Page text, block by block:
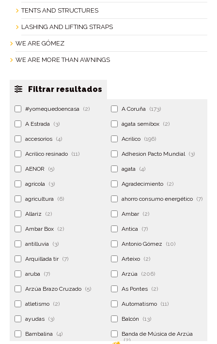
TENTS AND STRUCTURES
LASHING AND LIFTING STRAPS
WE ARE GÓMEZ
WE ARE MORE THAN AWNINGS
Filtrar resultados
#yomequedoencasa (2) A Coruña (173)
A Estrada (3) ágata semibox (2)
accesorios (4) Acrilico (196)
Acrilico resinado (11) Adhesion Pacto Mundial (3)
AENOR (5) agata (4)
agrícola (3) Agradecimiento (2)
agricultura (6) ahorro consumo energético (7)
Allariz (2) Ambar (2)
Ambar Box (2) Antica (7)
antilluvia (3) Antonio Gómez (10)
Arquillada tir (7) Arteixo (2)
aruba (7) Arzúa (206)
Arzúa Brazo Cruzado (5) As Pontes (2)
atletismo (2) Automatismo (11)
ayudas (3) Balcón (13)
Bambalina (4)
Banda de Música de Arzúa
(2)